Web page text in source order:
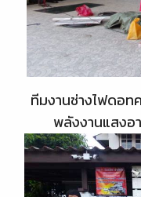
ทีมงานช่างไฟดอท
พลังงานแสงอ